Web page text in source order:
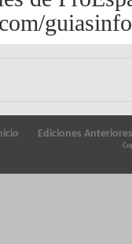
Ediciones Anteriores